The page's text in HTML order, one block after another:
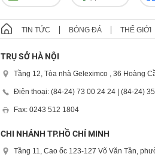
TIN TỨC BÓNG ĐÁ THẾ GIỚI
TRỤ SỞ HÀ NỘI
Tầng 12, Tòa nhà Geleximco , 36 Hoàng
Điện thoại: (84-24) 73 00 24 24 | (84-24)
Fax: 0243 512 1804
CHI NHÁNH TP.HỒ CHÍ MINH
Tầng 11, Cao ốc 123-127 Võ Văn Tần,